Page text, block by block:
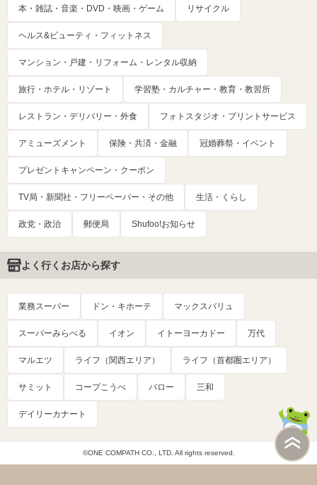
本・雑誌・音楽・DVD・映画・ゲーム リサイクル
ヘルス&ビューティ・フィットネス
マンション・戸建・リフォーム・レンタル収納
旅行・ホテル・リゾート 学習塾・カルチャー・教育・教習所
レストラン・デリバリー・外食 フォトスタジオ・プリントサービス
アミューズメント 保険・共済・金融 冠婚葬祭・イベント
プレゼントキャンペーン・クーポン
TV局・新聞社・フリーペーパー・その他 生活・くらし
政党・政治 郵便局 Shufoo!お知らせ
よく行くお店から探す
業務スーパー ドン・キホーテ マックスバリュ
スーパーみらべる イオン イトーヨーカドー 万代
マルエツ ライフ（関西エリア） ライフ（首都圏エリア）
サミット コープこうべ バロー 三和
デイリーカナート
©ONE COMPATH CO., LTD. All rights reserved.